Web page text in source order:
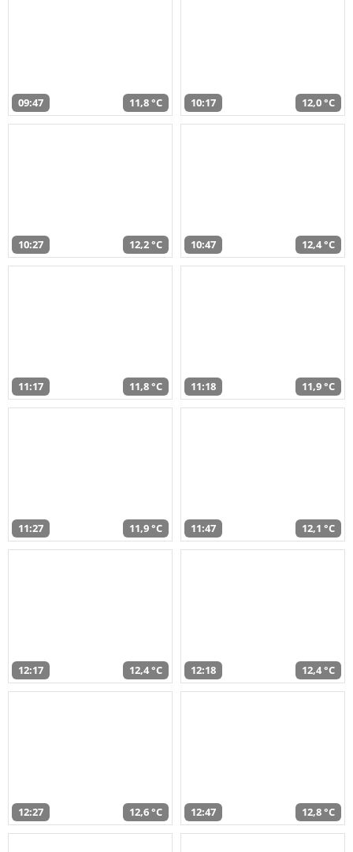
09:47 11,8 °C 10:17 12,0 °C
10:27 12,2 °C 10:47 12,4 °C
11:17 11,8 °C 11:18 11,9 °C
11:27 11,9 °C 11:47 12,1 °C
12:17 12,4 °C 12:18 12,4 °C
12:27 12,6 °C 12:47 12,8 °C